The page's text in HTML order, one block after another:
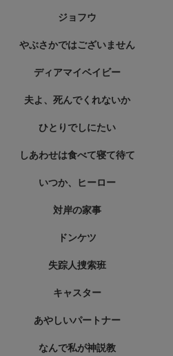
ジョフウ
やぶさかではございません
ディアマイベイビー
夫よ、死んでくれないか
ひとりでしにたい
しあわせは食べて寝て待て
いつか、ヒーロー
対岸の家事
ドンケツ
失踪人捜索班
キャスター
あやしいパートナー
なんで私が神説教